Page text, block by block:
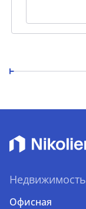
Недвижимость
Офисная